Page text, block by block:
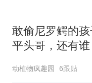
敢偷尼罗鳄的
平头哥，还有谁
动植物疯趣园 6跟贴